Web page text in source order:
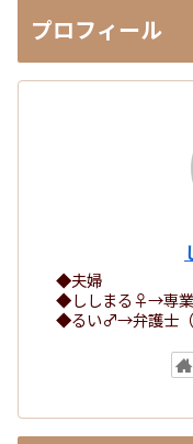
プロフィール
◆夫婦
◆ししまる♀→専
◆るい♂→弁護士（